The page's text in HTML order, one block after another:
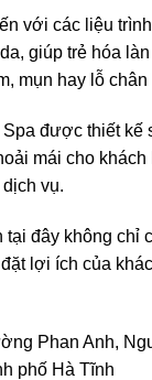
với các liệu
giúp trẻ hóa
mụn hay lỗ chân
được thiết kế
mái cho khách
vụ.
đây không chỉ
lợi ích của
Phan Anh,
phố Hà Tĩnh